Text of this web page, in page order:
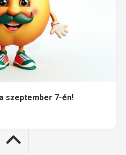
szeptember 7-én!